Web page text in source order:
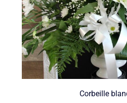
Corbeille